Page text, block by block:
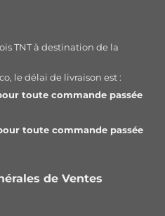
TNT à destination de la
le délai de livraison est :
toute commande passée
toute commande passée
de Ventes